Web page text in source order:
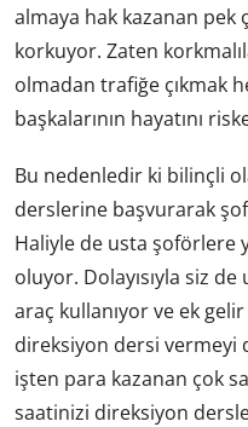
almaya hak kazanan pek
korkuyor. Zaten
olmadan trafiğe çıkmak
başkalarının hayatını
Bu nedenledir ki bilinçli
derslerine başvurarak
Haliyle de usta şoförlere
oluyor. Dolayısıyla siz
araç kullanıyor ve ek
direksiyon dersi vermeyi
işten para kazanan çok
saatinizi direksiyon